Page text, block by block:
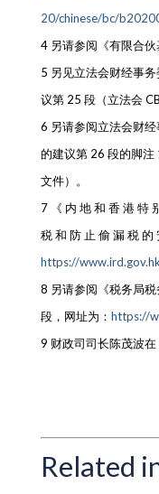
20/chinese/bc/
4 另请参阅《有限合伙
5 另见立法会财经事
议第 25 段（立法会
6 另请参阅立法会财
的建议第 26 段的脚
文件）。
7 《 内 地 和 香 港 特
税 和 防 止 偷 漏 税 的
https://
8 另请参阅《税务局
段，网址为： https://
9 财政司司长陈茂波在
Related